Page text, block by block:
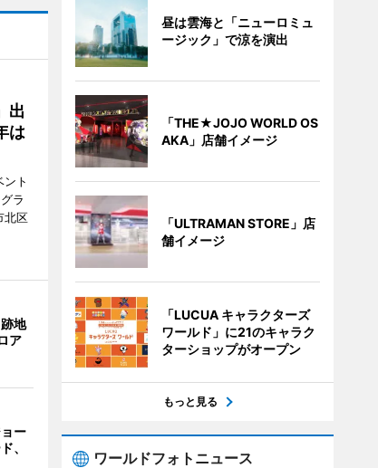
出
は
ト
ラ
北区
地
ア
ー
、
昼は雲海と「ニューロミュ
ージック」で涼を演出
「THE★JOJO WORLD OS
AKA」店舗イメージ
「ULTRAMAN STORE」店
舗イメージ
「LUCUA キャラクターズ
ワールド」に21のキャラク
ターショップがオープン
もっと見る
ワールドフォトニュース